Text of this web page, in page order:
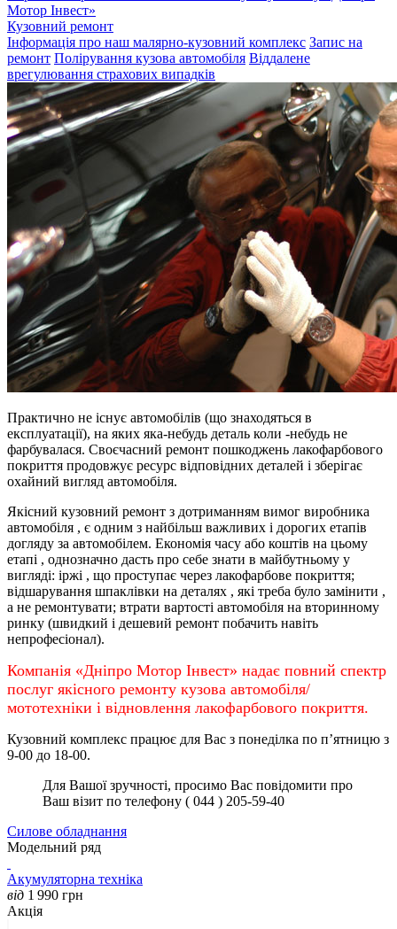
Мотор Інвест»
Кузовний ремонт
Інформація про наш малярно-кузовний комплекс Запис на
ремонт Полірування кузова автомобіля Віддалене
врегулювання страхових випадків
Практично не існує автомобілів (що знаходяться в
експлуатації), на яких яка-небудь деталь коли -небудь не
фарбувалася. Своєчасний ремонт пошкоджень лакофарбового
покриття продовжує ресурс відповідних деталей і зберігає
охайний вигляд автомобіля.
Якісний кузовний ремонт з дотриманням вимог виробника
автомобіля , є одним з найбільш важливих і дорогих етапів
догляду за автомобілем. Економія часу або коштів на цьому
етапі , однозначно дасть про себе знати в майбутньому у
вигляді: іржі , що проступає через лакофарбове покриття;
відшарування шпаклівки на деталях , які треба було замінити ,
а не ремонтувати; втрати вартості автомобіля на вторинному
ринку (швидкий і дешевий ремонт побачить навіть
непрофесіонал).
Компанія «Дніпро Мотор Інвест» надає повний спектр
послуг якісного ремонту кузова автомобіля/
мототехніки і відновлення лакофарбового покриття.
Кузовний комплекс працює для Вас з понеділка по п’ятницю з
9-00 до 18-00.
Для Вашої зручності, просимо Вас повідомити про
Ваш візит по телефону ( 044 ) 205-59-40
Силове обладнання
Модельний ряд
Акумуляторна техніка
від 1 990 грн
Акція